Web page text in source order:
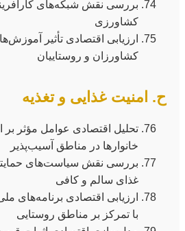
بررسی نقش شبکه‌های
کشاورزی
ارزیابی اقتصادی تأثیر
کشاورزان و روستاییان
ح. امنیت غذایی و تغذیه
تحلیل اقتصادی عوامل مؤثر بر
خانوارها در مناطق آسیب‌پذیر
بررسی نقش سیاست‌های
غذای سالم و کافی
ارزیابی اقتصادی برنامه‌های
با تمرکز بر مناطق روستایی